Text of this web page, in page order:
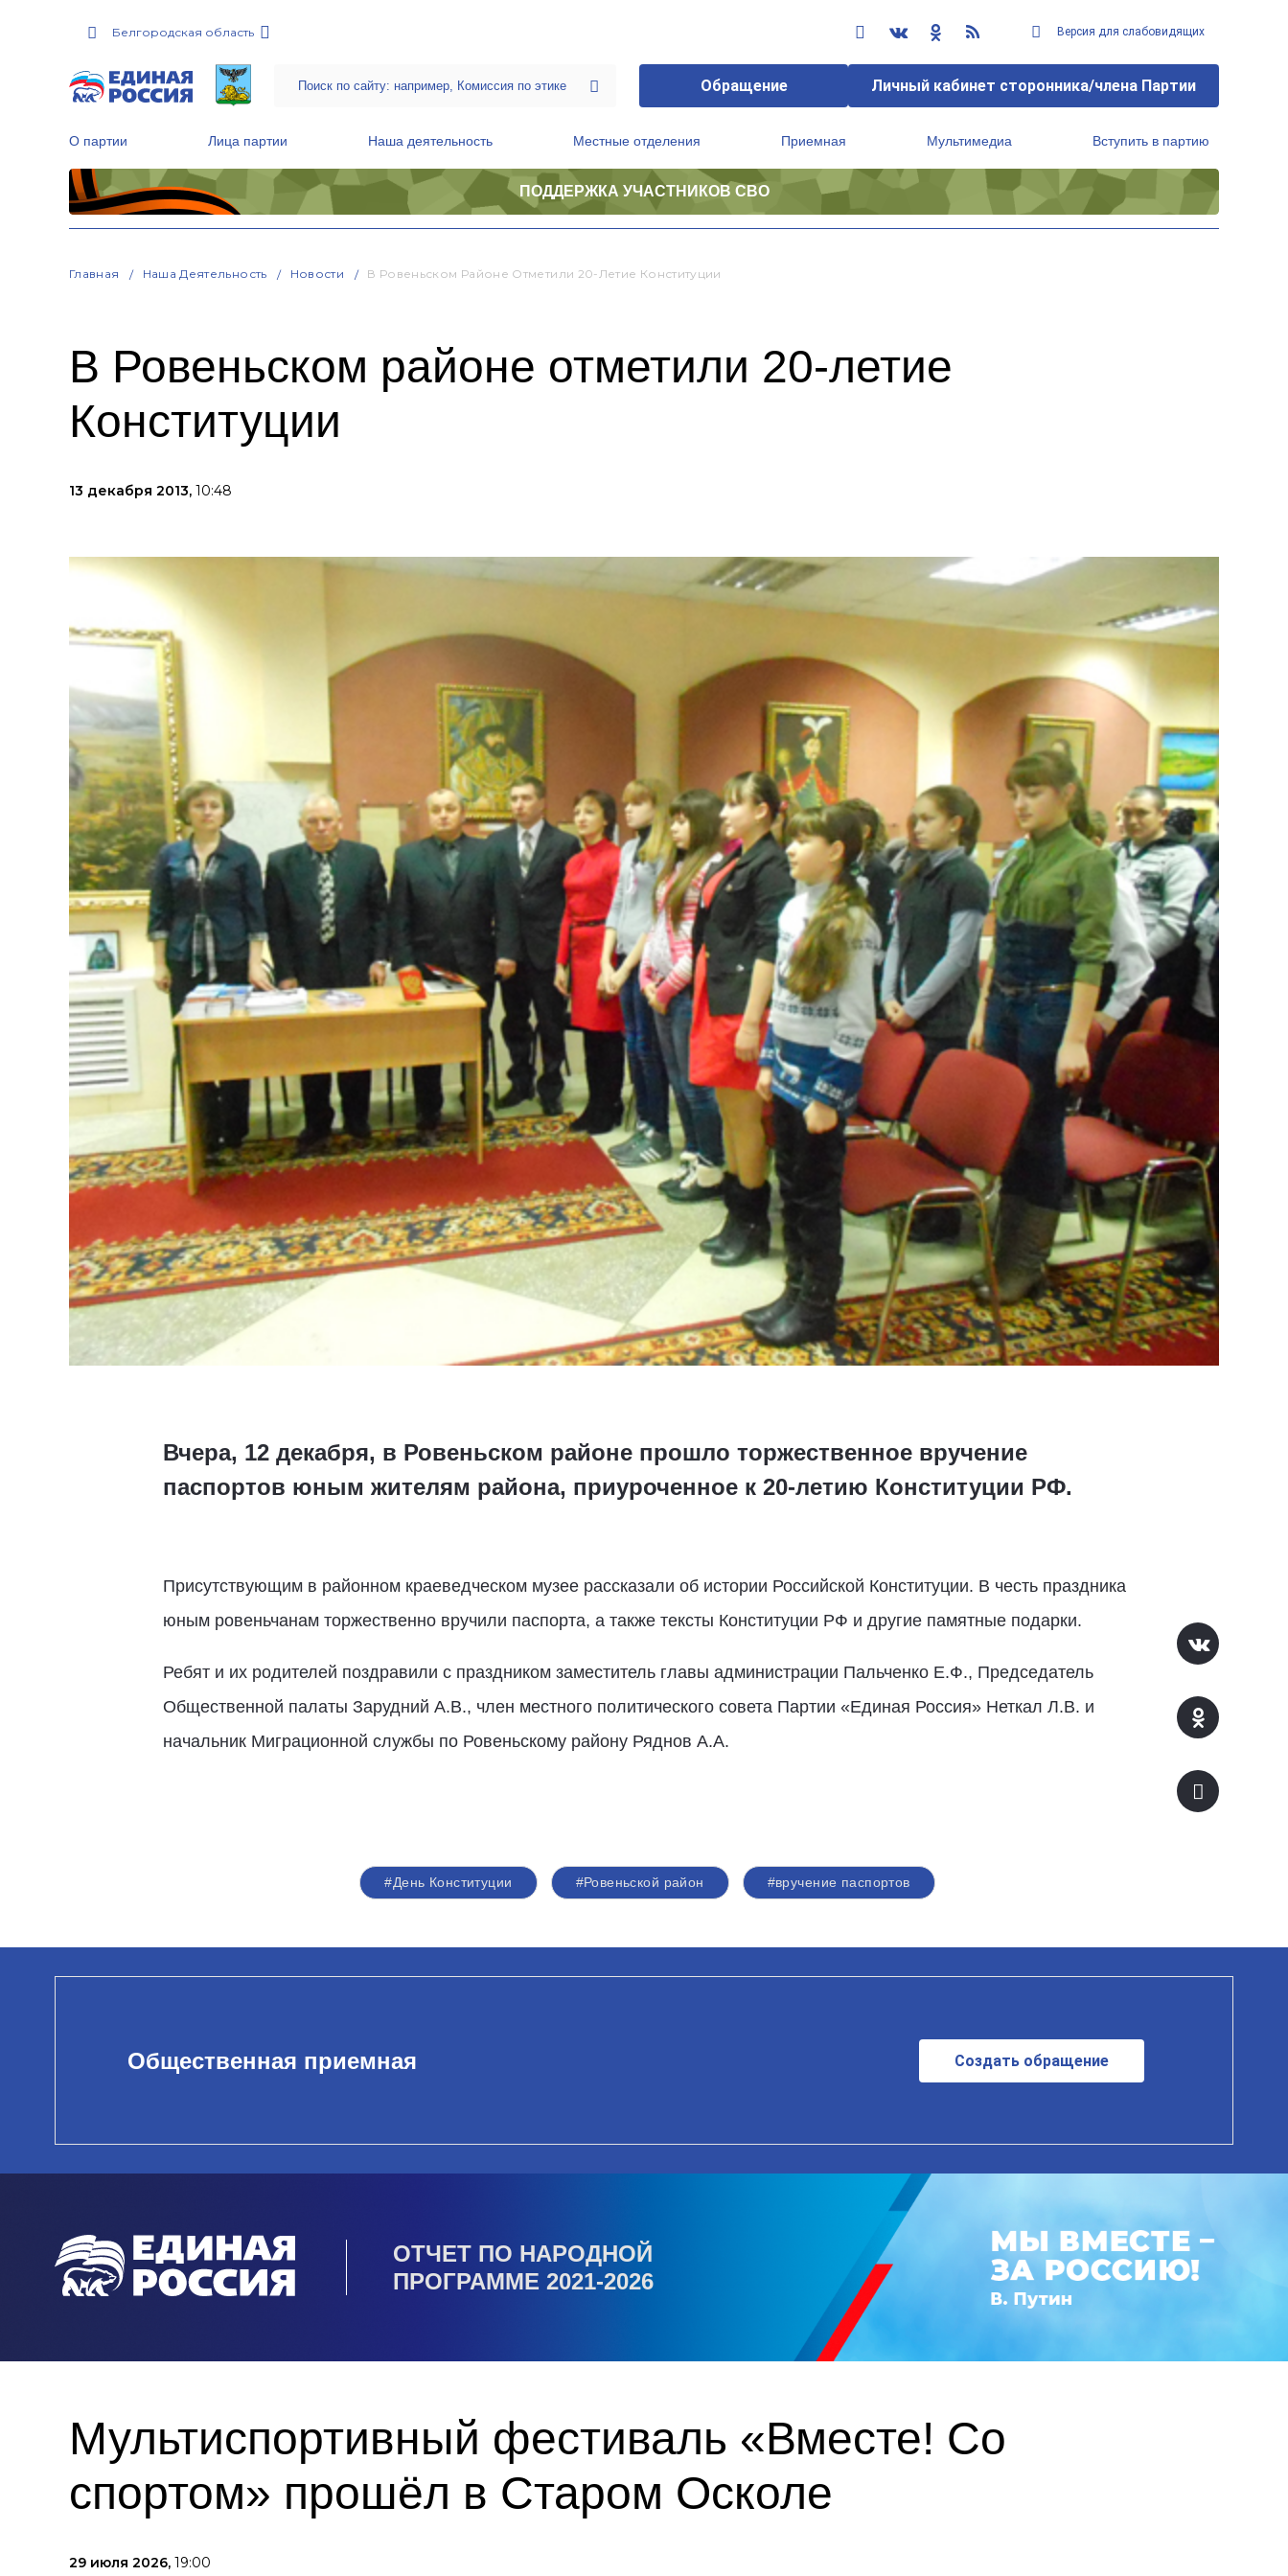
Белгородская область Версия для слабовидящих
Обращение Личный кабинет сторонника/члена Партии
О партии Лица партии Наша деятельность Местные отделения Приемная Мультимедиа Вступить в партию
ПОДДЕРЖКА УЧАСТНИКОВ СВО
Главная Наша Деятельность Новости В Ровеньском Районе Отметили 20-Летие Конституции
В Ровеньском районе отметили 20-летие
Конституции
13 декабря 2013, 10:48
Вчера, 12 декабря, в Ровеньском районе прошло торжественное вручение
паспортов юным жителям района, приуроченное к 20-летию Конституции РФ.
Присутствующим в районном краеведческом музее рассказали об истории Российской Конституции. В честь праздника
юным ровеньчанам торжественно вручили паспорта, а также тексты Конституции РФ и другие памятные подарки.
Ребят и их родителей поздравили с праздником заместитель главы администрации Пальченко Е.Ф., Председатель
Общественной палаты Зарудний А.В., член местного политического совета Партии «Единая Россия» Неткал Л.В. и
начальник Миграционной службы по Ровеньскому району Ряднов А.А.
#День Конституции #Ровеньской район #вручение паспортов
Общественная приемная Создать обращение
ОТЧЕТ ПО НАРОДНОЙ
ПРОГРАММЕ 2021-2026
Мультиспортивный фестиваль «Вместе! Со
спортом» прошёл в Старом Осколе
29 июля 2026, 19:00